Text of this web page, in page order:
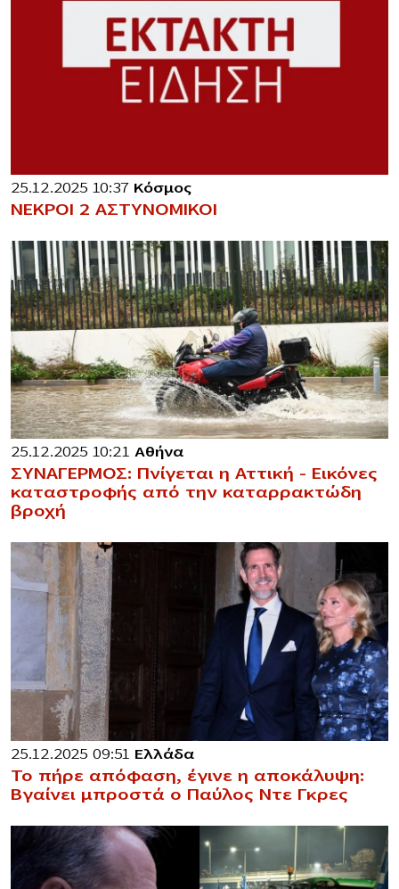
25.12.2025 10:37 Κόσμος
ΝΕΚΡΟΙ 2 ΑΣΤΥΝΟΜΙΚΟΙ
25.12.2025 10:21 Αθήνα
ΣΥΝΑΓΕΡΜΟΣ: Πνίγεται η Αττική – Εικόνες
καταστροφής από την καταρρακτώδη
βροχή
25.12.2025 09:51 Ελλάδα
Το πήρε απόφαση, έγινε η αποκάλυψη:
Βγαίνει μπροστά ο Παύλος Ντε Γκρες